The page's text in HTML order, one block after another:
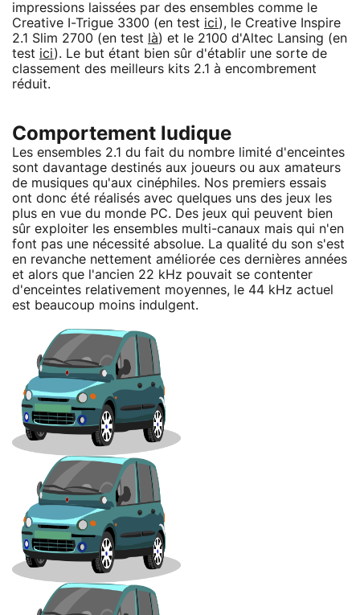
impressions laissées par des ensembles comme le
Creative I-Trigue 3300 (en test ici), le Creative Inspire
2.1 Slim 2700 (en test
là) et le 2100 d'Altec Lansing (en
test ici). Le but étant bien sûr d'établir une sorte de
classement des meilleurs kits 2.1 à encombrement
réduit.
Comportement ludique
Les ensembles 2.1 du fait du nombre limité d'enceintes
sont davantage destinés aux joueurs ou aux amateurs
de musiques qu'aux cinéphiles. Nos premiers essais
ont donc été réalisés avec quelques uns des jeux les
plus en vue du monde PC. Des jeux qui peuvent bien
sûr exploiter les ensembles multi-canaux mais qui n'en
font pas une nécessité absolue. La qualité du son s'est
en revanche nettement améliorée ces dernières années
et alors que l'ancien 22 kHz pouvait se contenter
d'enceintes relativement moyennes, le 44 kHz actuel
est beaucoup moins indulgent.